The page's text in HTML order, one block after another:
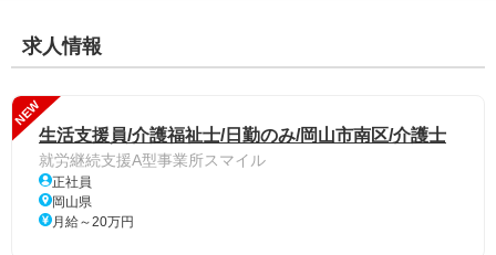
求人情報
NEW
生活支援員/介護福祉士/日勤のみ/岡山市南区/介護士
就労継続支援A型事業所スマイル
正社員
岡山県
月給～20万円